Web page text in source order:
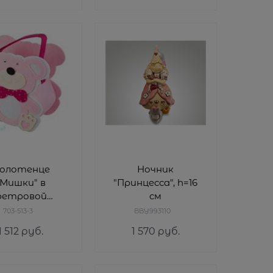
в
50x90 см,
шампань
703-513-3
512 руб.
Ночник
"Принцесса", h=16
см
BBY993110
1 570 руб.